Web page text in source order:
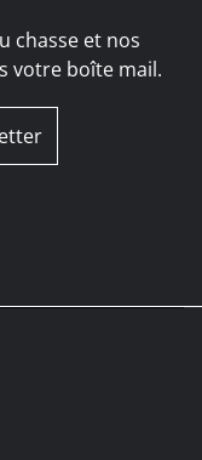
chasse et nos
votre boîte mail.